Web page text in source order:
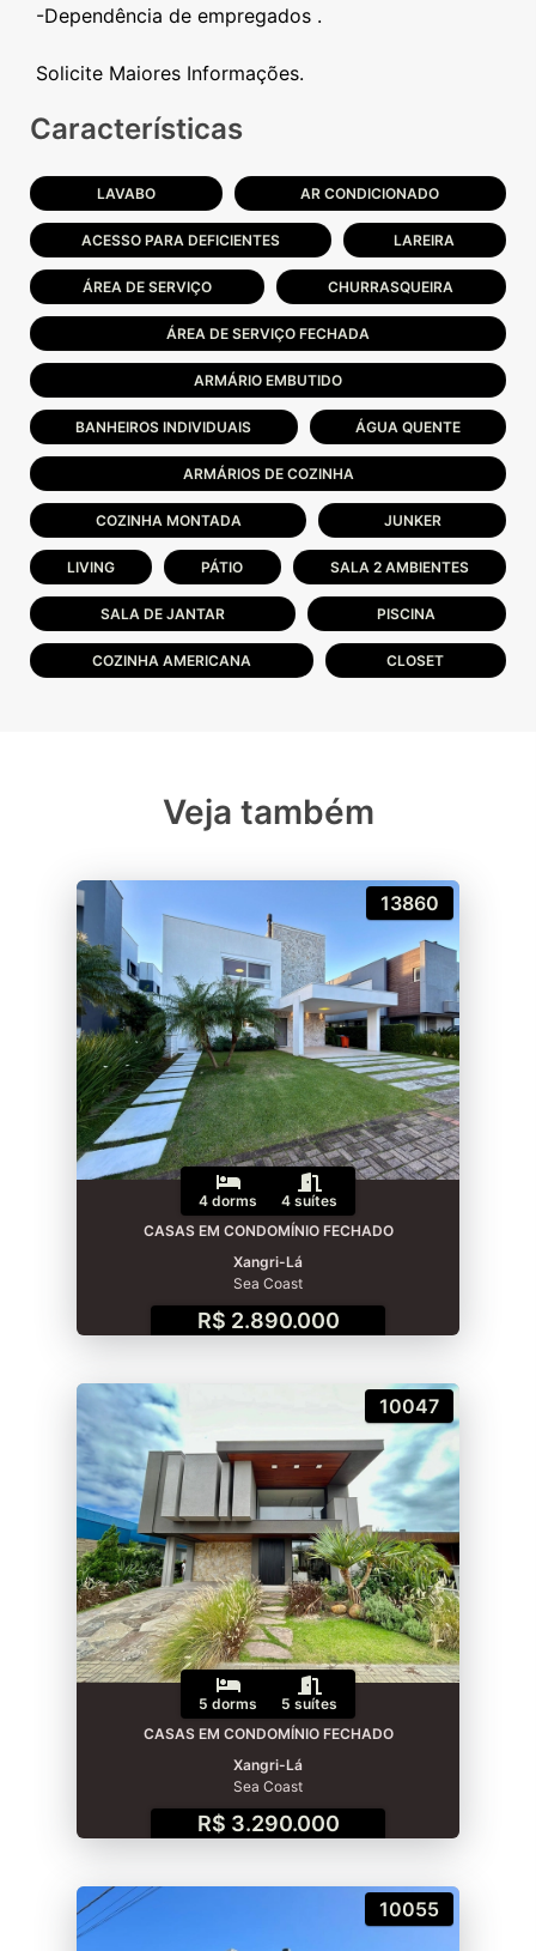
-Dependência de empregados .
Características
LAVABO AR CONDICIONADO
ACESSO PARA DEFICIENTES LAREIRA
ÁREA DE SERVIÇO CHURRASQUEIRA
ÁREA DE SERVIÇO FECHADA
ARMÁRIO EMBUTIDO
BANHEIROS INDIVIDUAIS ÁGUA QUENTE
ARMÁRIOS DE COZINHA
COZINHA MONTADA JUNKER
LIVING PÁTIO SALA 2 AMBIENTES
SALA DE JANTAR PISCINA
COZINHA AMERICANA CLOSET
Veja também
13860
4 dorms
4 suítes
CASAS EM CONDOMÍNIO FECHADO
Xangri-Lá
Sea Coast
R$ 2.890.000
10047
5 dorms
5 suítes
CASAS EM CONDOMÍNIO FECHADO
Xangri-Lá
Sea Coast
R$ 3.290.000
10055